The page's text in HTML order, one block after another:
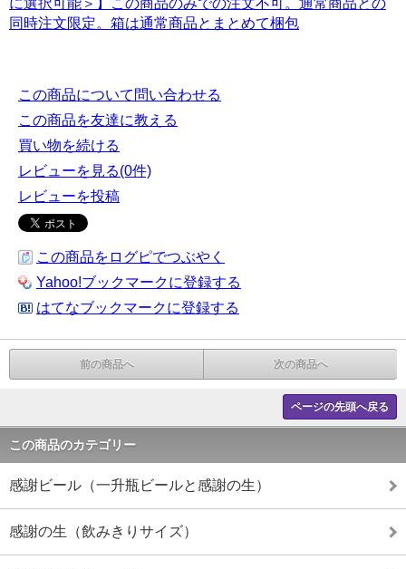
同時注文限定。箱は通常商品とまとめて梱包
この商品について問い合わせる
この商品を友達に教える
買い物を続ける
レビューを見る(0件)
レビューを投稿
この商品をログピでつぶやく
Yahoo!ブックマークに登録する
はてなブックマークに登録する
前の商品へ 次の商品へ
ページの先頭へ戻る
この商品のカテゴリー
感謝ビール（一升瓶ビールと感謝の生）
感謝の生（飲みきりサイズ）